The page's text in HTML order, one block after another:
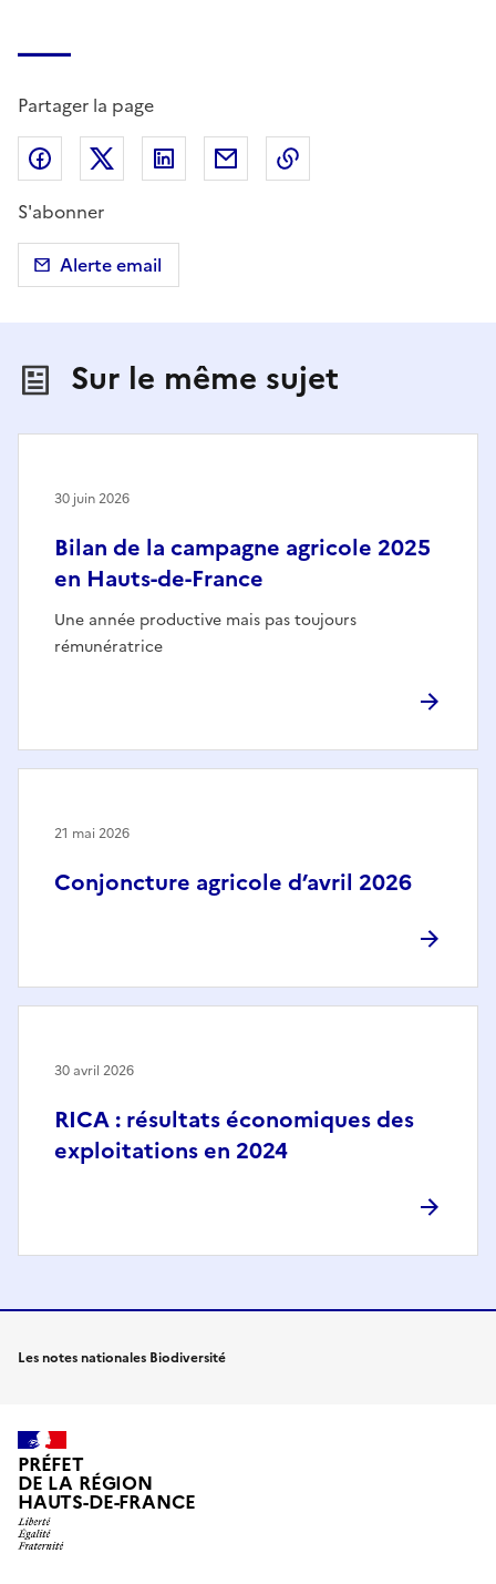
Partager la page
Partager sur Facebook
Partager sur X (anciennement Twitter)
Partager sur LinkedIn
Partager par email
S'abonner
Alerte email
Sur le même sujet
Bilan de la campagne agricole 2025
en Hauts-de-France
Une année productive mais pas toujours
rémunératrice
30 juin 2026
Conjoncture agricole d’avril 2026
21 mai 2026
RICA : résultats économiques des
exploitations en 2024
30 avril 2026
Les notes nationales Biodiversité
PRÉFET
DE LA RÉGION
HAUTS-DE-FRANCE